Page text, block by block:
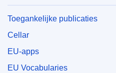
Toegankelijke publicaties
Cellar
EU-apps
EU Vocabularies